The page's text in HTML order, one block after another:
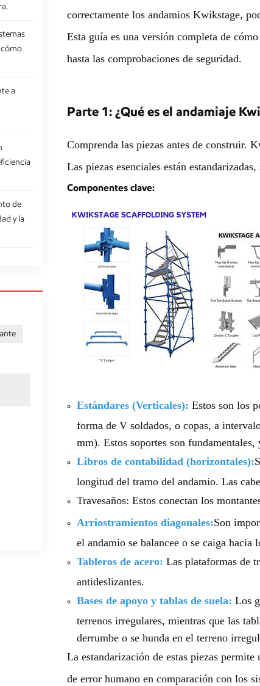
correctamente los andamios Kwikstage,
Esta guía es una versión completa de cómo
hasta las comprobaciones de seguridad.
Parte 1: ¿Qué es el andamiaje
Comprenda las piezas antes de construir.
Las piezas esenciales están
Componentes clave:
Estándares (Verticales): Estos son los
forma de V soldados, o copas, a
mm). Estos soportes son
Libros de contabilidad (horizontales):
longitud del tramo del andamio. Las
Travesaños: Estos conectan los
Arriostramientos diagonales:Son
el andamio se balancee o se caiga hacia
Tableros de acero: Las plataformas de
antideslizantes.
Bases de apoyo y tablas de suela: Los
terrenos irregulares, mientras que las
derrumbe o se hunda en el terreno
La estandarización de estas piezas
de error humano en comparación con los
cómo
a
de
y la